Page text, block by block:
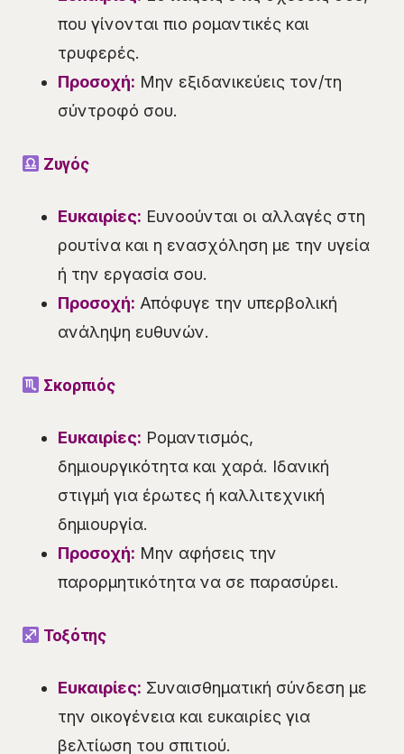
που γίνονται πιο ρομαντικές και
τρυφερές.
Προσοχή: Μην εξιδανικεύεις τον/τη
σύντροφό σου.
Ζυγός
Ευκαιρίες: Ευνοούνται οι αλλαγές στη
ρουτίνα και η ενασχόληση με την υγεία
ή την εργασία σου.
Προσοχή: Απόφυγε την υπερβολική
ανάληψη ευθυνών.
Σκορπιός
Ευκαιρίες: Ρομαντισμός,
δημιουργικότητα και χαρά. Ιδανική
στιγμή για έρωτες ή καλλιτεχνική
δημιουργία.
Προσοχή: Μην αφήσεις την
παρορμητικότητα να σε παρασύρει.
Τοξότης
Ευκαιρίες: Συναισθηματική σύνδεση με
την οικογένεια και ευκαιρίες για
βελτίωση του σπιτιού.